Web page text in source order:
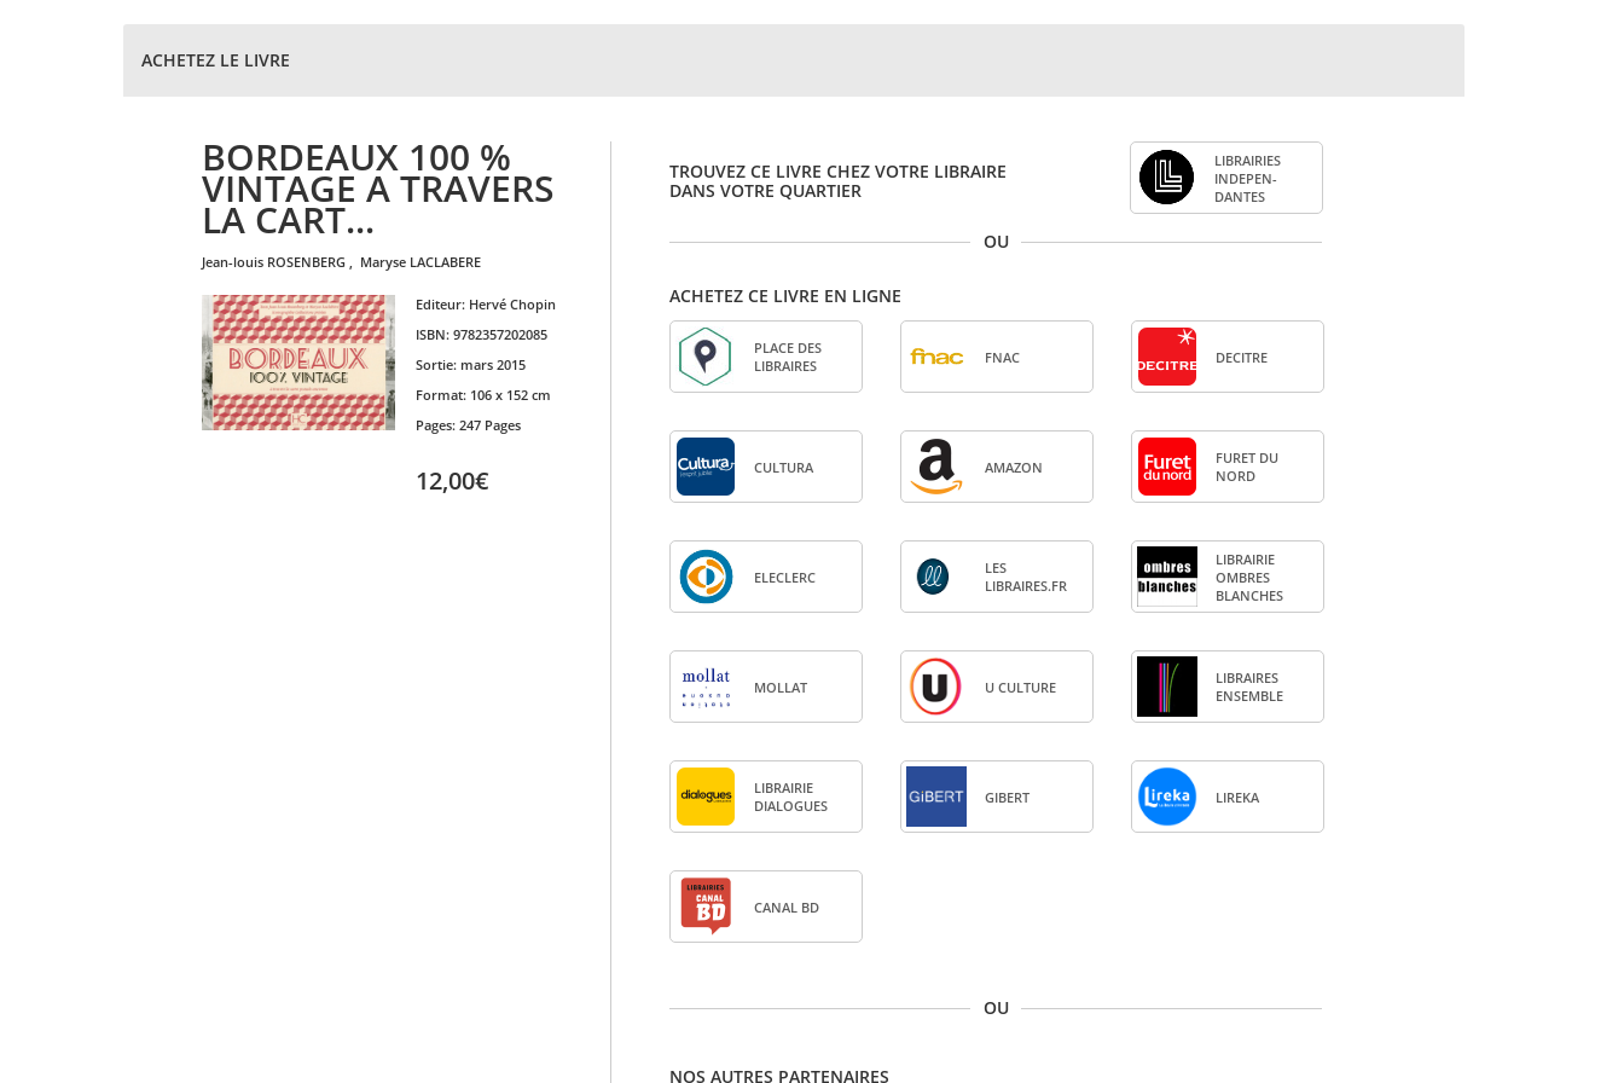
ACHETEZ LE LIVRE
BORDEAUX 100 %
VINTAGE A TRAVERS
LA CART...
jean-louis ROSENBERG , maryse LACLABERE
Editeur: Hervé Chopin
ISBN: 9782357202085
Sortie: mars 2015
Format: 106 x 152 cm
Pages: 247 Pages
12,00€
TROUVEZ CE LIVRE CHEZ VOTRE LIBRAIRE
DANS VOTRE QUARTIER
LIBRAI­RIES
INDE­PEN­
DANTES
OU
ACHETEZ CE LIVRE EN LIGNE
PLACE DES
LIBRAIRES
FNAC DECITRE
CULTURA AMA­ZON
FURET DU
NORD
ELE­CLERC
LES
LIBRAIRES.FR
LIBRAI­RIE
OMBRES
BLANCHES
MOL­LAT U CULTURE
LIBRAIRES
ENSEMBLE
LIBRAI­RIE
DIA­LOGUES
GIBERT LIREKA
CANAL BD
OU
NOS AUTRES PARTENAIRES